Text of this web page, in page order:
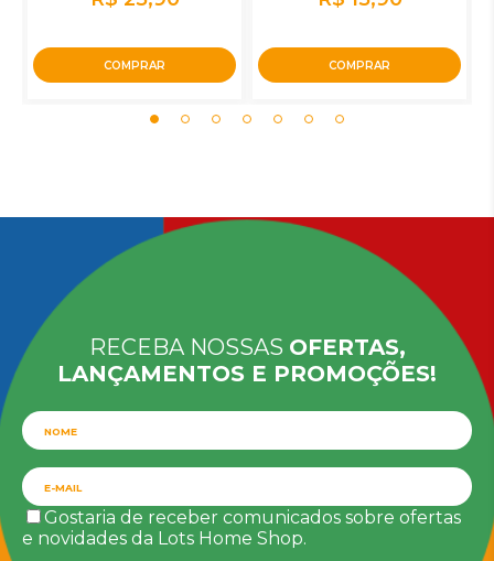
COMPRAR COMPRAR
RECEBA NOSSAS OFERTAS,
LANÇAMENTOS E PROMOÇÕES!
Gostaria de receber comunicados sobre ofertas
e novidades da Lots Home Shop.